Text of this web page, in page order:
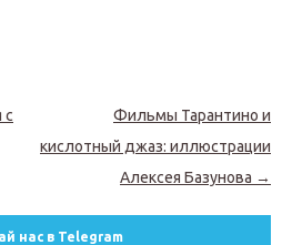
с
Фильмы Тарантино и
кислотный джаз: иллюстрации
Алексея Базунова →
нас в Telegram